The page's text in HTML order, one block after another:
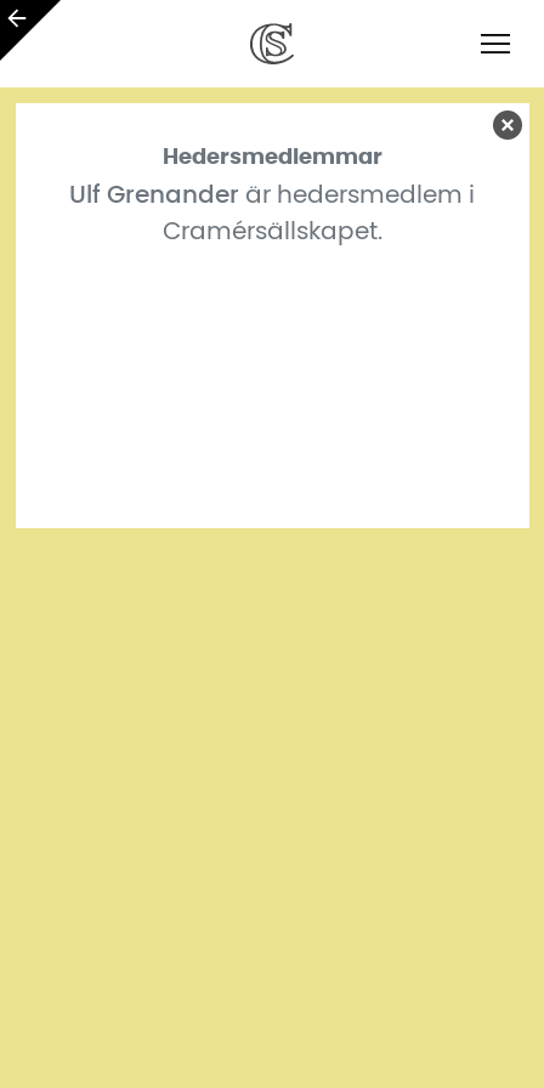
Hedersmedlemmar
Ulf Grenander är hedersmedlem i
Cramérsällskapet.